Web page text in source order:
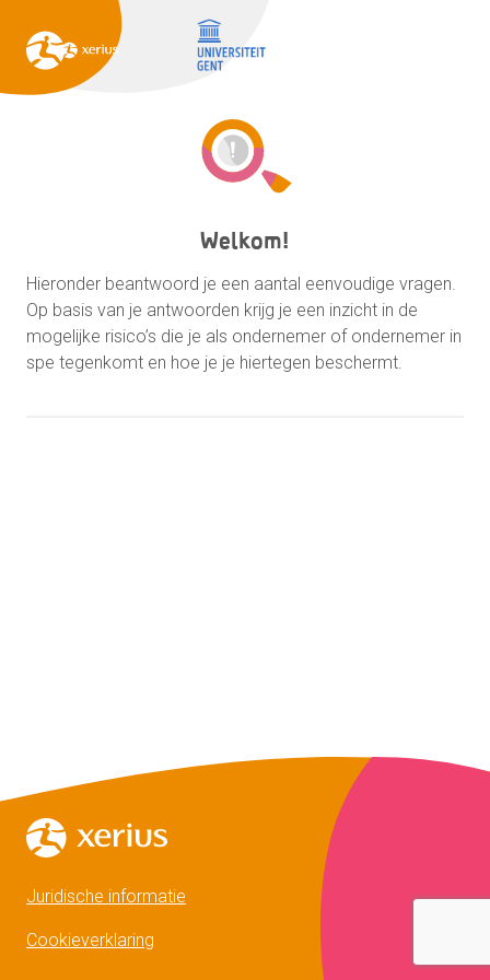
Welkom!
Hieronder beantwoord je een aantal eenvoudige vragen.
Op basis van je antwoorden krijg je een inzicht in de
mogelijke risico’s die je als ondernemer of ondernemer in
spe tegenkomt en hoe je je hiertegen beschermt.
Juridische informatie
Cookieverklaring